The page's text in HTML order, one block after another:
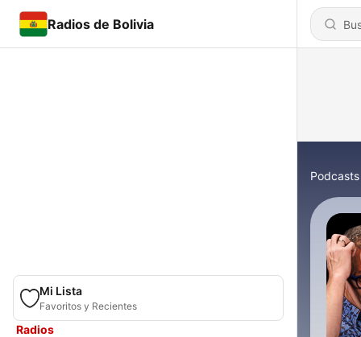
Radios de Bolivia
Mi Lista
Favoritos y Recientes
Radios
Podcasts